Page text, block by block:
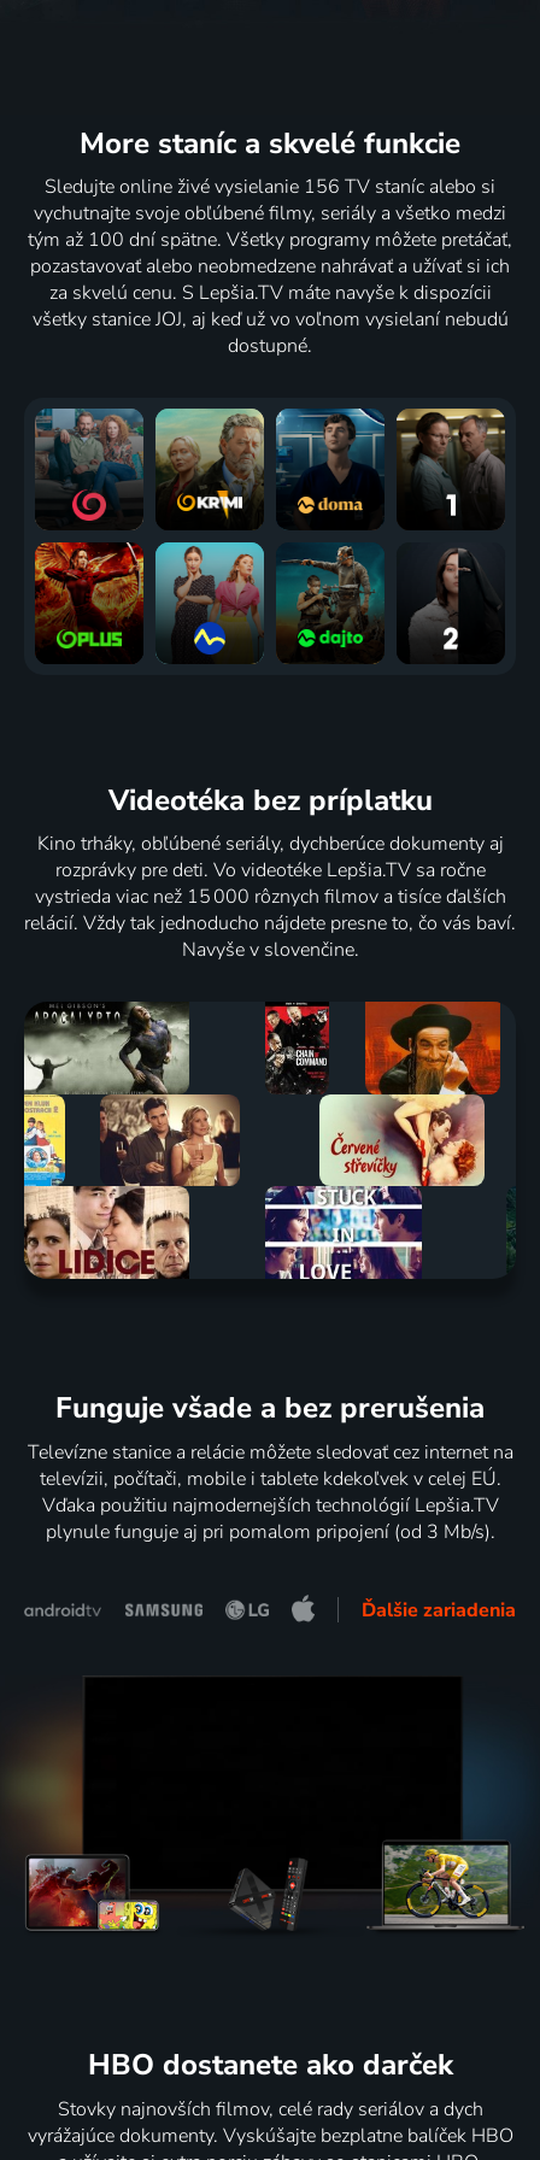
More staníc a skvelé funkcie
Sledujte online živé vysielanie 156 TV staníc alebo si
vychutnajte svoje obľúbené filmy, seriály a všetko medzi
tým až 100 dní spätne. Všetky programy môžete pretáčať,
pozastavovať alebo neobmedzene nahrávať a užívať si ich
za skvelú cenu. S Lepšia.TV máte navyše k dispozícii
všetky stanice JOJ, aj keď už vo voľnom vysielaní nebudú
dostupné.
Videotéka bez príplatku
Kino trháky, obľúbené seriály, dychberúce dokumenty aj
rozprávky pre deti. Vo videotéke Lepšia.TV sa ročne
vystrieda viac než 15 000 rôznych filmov a tisíce ďalších
relácií. Vždy tak jednoducho nájdete presne to, čo vás baví.
Navyše v slovenčine.
Funguje všade a bez prerušenia
Televízne stanice a relácie môžete sledovať cez internet na
televízii, počítači, mobile i tablete kdekoľvek v celej EÚ.
Vďaka použitiu najmodernejších technológií Lepšia.TV
plynule funguje aj pri pomalom pripojení (od 3 Mb/s).
Ďalšie zariadenia
HBO dostanete ako darček
Stovky najnovších filmov, celé rady seriálov a dych
vyrážajúce dokumenty. Vyskúšajte bezplatne balíček HBO